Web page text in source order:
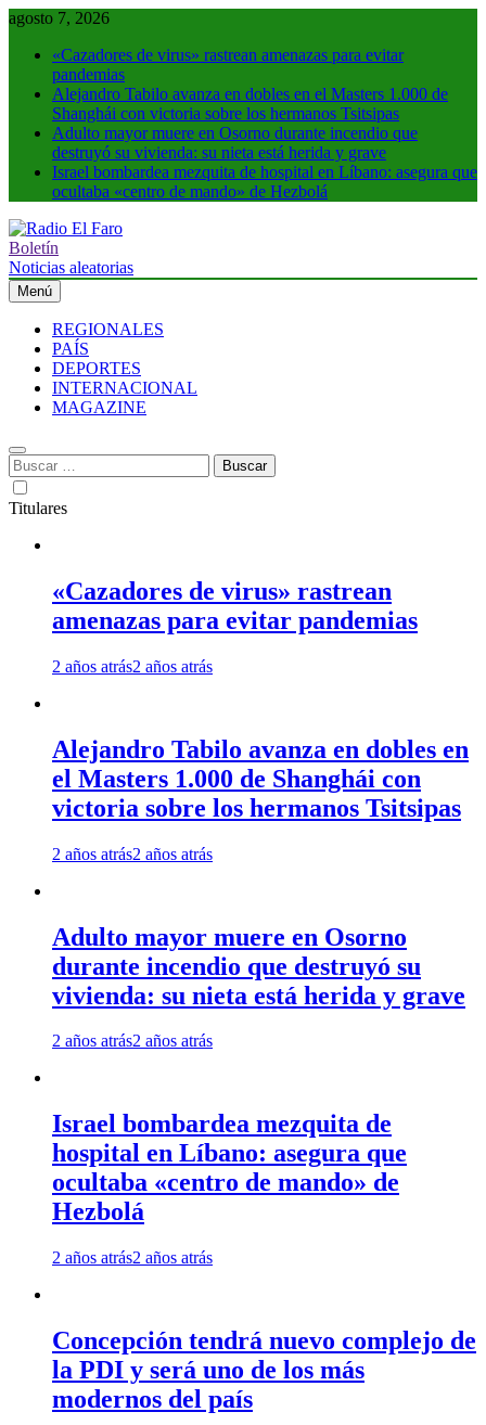
Saltar
contenido
agosto 7, 2026
«Cazadores de virus» rastrean amenazas para evitar
pandemias
Alejandro Tabilo avanza en dobles en el Masters 1.000 de
Shanghái con victoria sobre los hermanos Tsitsipas
Adulto mayor muere en Osorno durante incendio que
destruyó su vivienda: su nieta está herida y grave
Israel bombardea mezquita de hospital en Líbano: asegura que
ocultaba «centro de mando» de Hezbolá
Radio El Faro
Noticias y más
Boletín
Noticias aleatorias
Menú
REGIONALES
PAÍS
DEPORTES
INTERNACIONAL
MAGAZINE
Buscar:
Titulares
«Cazadores de virus» rastrean
amenazas para evitar pandemias
2 años atrás2 años atrás
Alejandro Tabilo avanza en dobles en
el Masters 1.000 de Shanghái con
victoria sobre los hermanos Tsitsipas
2 años atrás2 años atrás
Adulto mayor muere en Osorno
durante incendio que destruyó su
vivienda: su nieta está herida y grave
2 años atrás2 años atrás
Israel bombardea mezquita de
hospital en Líbano: asegura que
ocultaba «centro de mando» de
Hezbolá
2 años atrás2 años atrás
Concepción tendrá nuevo complejo de
la PDI y será uno de los más
modernos del país